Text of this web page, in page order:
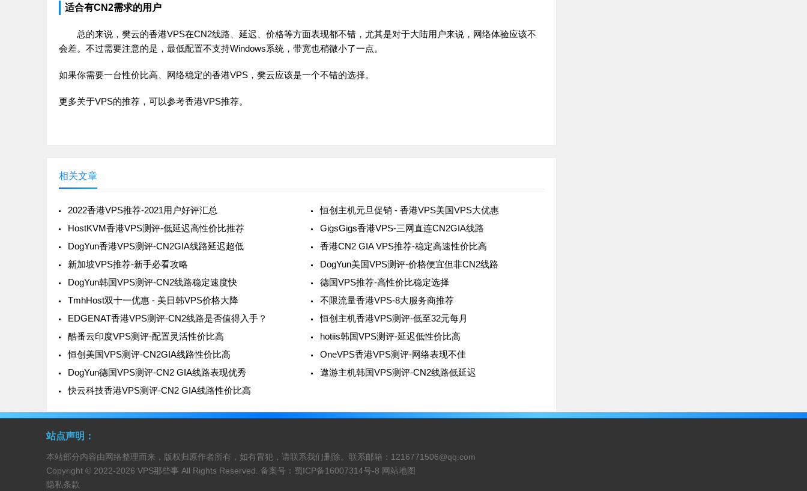
适合有CN2需求的用户
总的来说，樊云的香港VPS在CN2线路、延迟、价格等方面表现都不错，尤其是对于大陆用户来说，网络体验应该不
会差。不过需要注意的是，最低配置不支持Windows系统，带宽也稍微小了一点。
如果你需要一台性价比高、网络稳定的香港VPS，樊云应该是一个不错的选择。
更多关于VPS的推荐，可以参考香港VPS推荐。
相关文章
2022香港VPS推荐-2021用户好评汇总
恒创主机元旦促销 - 香港VPS美国VPS大优惠
HostKVM香港VPS测评-低延迟高性价比推荐
GigsGigs香港VPS-三网直连CN2GIA线路
DogYun香港VPS测评-CN2GIA线路延迟超低
香港CN2 GIA VPS推荐-稳定高速性价比高
新加坡VPS推荐-新手必看攻略
DogYun美国VPS测评-价格便宜但非CN2线路
DogYun韩国VPS测评-CN2线路稳定速度快
德国VPS推荐-高性价比稳定选择
TmhHost双十一优惠 - 美日韩VPS价格大降
不限流量香港VPS-8大服务商推荐
EDGENAT香港VPS测评-CN2线路是否值得入手？
恒创主机香港VPS测评-低至32元每月
酷番云印度VPS测评-配置灵活性价比高
hotiis韩国VPS测评-延迟低性价比高
恒创美国VPS测评-CN2GIA线路性价比高
OneVPS香港VPS测评-网络表现不佳
DogYun德国VPS测评-CN2 GIA线路表现优秀
遨游主机韩国VPS测评-CN2线路低延迟
快云科技香港VPS测评-CN2 GIA线路性价比高
站点声明：
本站部分内容由网络整理而来，版权归原作者所有，如有冒犯，请联系我们删除。联系邮箱： 1216771506@qq.com
Copyright © 2022-2026 VPS那些事 All Rights Reserved. 备案号： 蜀ICP备16007314号-8 网站地图
隐私条款